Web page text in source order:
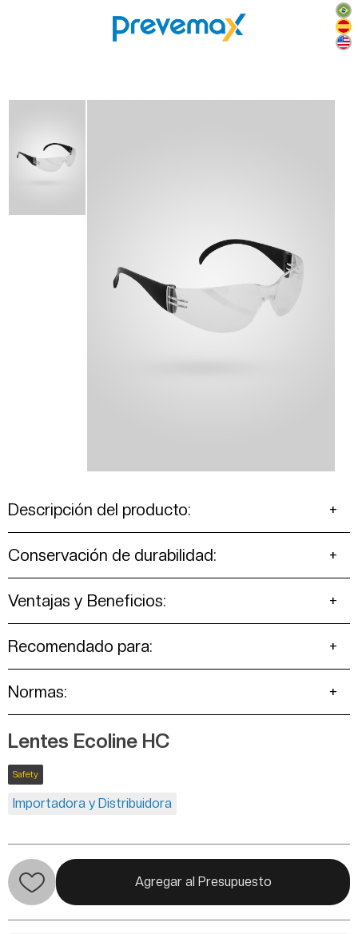
Descripción del producto:
Conservación de durabilidad:
Ventajas y Beneficios:
Recomendado para:
Normas:
Lentes Ecoline HC
Safety
Importadora y Distribuidora
Agregar al Presupuesto